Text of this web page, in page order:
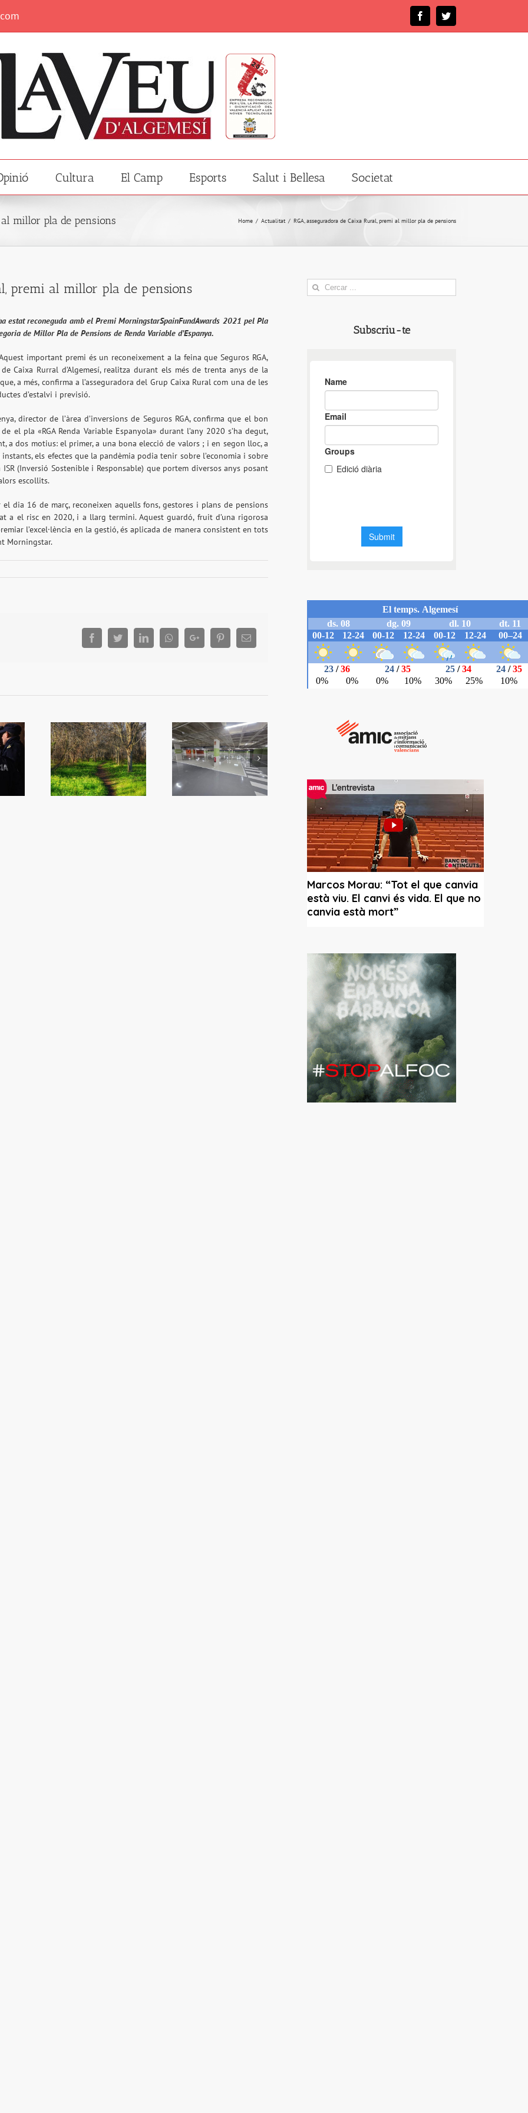
FacebookTwitter
Cultura El Camp Esports Salut i Bellesa Societat
al millor pla de pensions Home / Actualitat / RGA, asseguradora de Caixa Rural, premi al millor pla de pensions
premi al millor pla de pensions
estat reconeguda amb el Premi MorningstarSpainFundAwards 2021 pel Pla
de Millor Pla de Pensions de Renda Variable d’Espanya.
important premi és un reconeixement a la feina que Seguros RGA,
de Caixa Rurral d’Algemesí, realitza durant els més de trenta anys de la
a més, confirma a l’asseguradora del Grup Caixa Rural com una de les
d’estalvi i previsió.
director de l’àrea d’inversions de Seguros RGA, confirma que el bon
el pla «RGA Renda Variable Espanyola» durant l’any 2020 s’ha degut,
a dos motius: el primer, a una bona elecció de valors ; i en segon lloc, a
els efectes que la pandèmia podia tenir sobre l’economia i sobre
(Inversió Sostenible i Responsable) que portem diversos anys posant
escollits.
dia 16 de març, reconeixen aquells fons, gestores i plans de pensions
a el risc en 2020, i a llarg termini. Aquest guardó, fruit d’una rigorosa
l’excel·lència en la gestió, és aplicada de manera consistent en tots
Morningstar.
FacebookTwitterLinkedInWhatsappGoogle+ PinterestEmail
la
zones
Reobri l’aparcament
del Mercat
més Algemesí:
L’alcalde convoca un
ple per a que no vaja
l’oposició
Search
for:
Subscriu-te